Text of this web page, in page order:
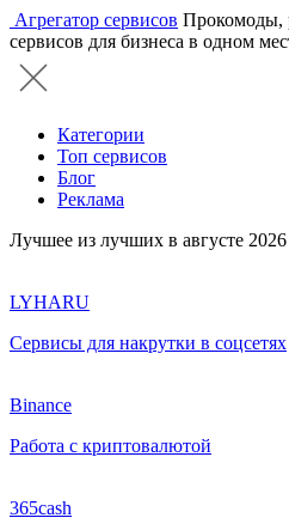
Агрегатор сервисов Прокомоды,
сервисов для бизнеса в одном
Категории
Топ сервисов
Блог
Реклама
Лучшее из лучших в августе 2026
LYHARU
Сервисы для накрутки в соцсетях
Binance
Работа с криптовалютой
365cash